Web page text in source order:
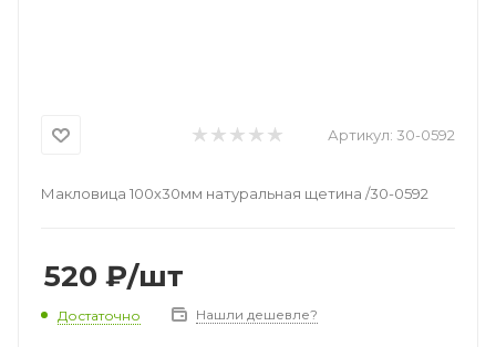
Артикул: 30-0592
Макловица 100х30мм натуральная щетина /30-0592
520 ₽/шт
Достаточно Нашли дешевле?